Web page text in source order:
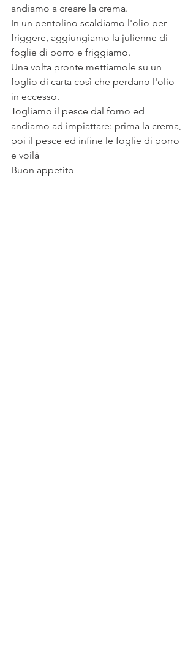
andiamo a creare la crema.
In un pentolino scaldiamo l'olio per
friggere, aggiungiamo la julienne di
foglie di porro e friggiamo.
Una volta pronte mettiamole su un
foglio di carta così che perdano l'olio
in eccesso.
Togliamo il pesce dal forno ed
andiamo ad impiattare: prima la crema,
poi il pesce ed infine le foglie di porro
e voilà
Buon appetito